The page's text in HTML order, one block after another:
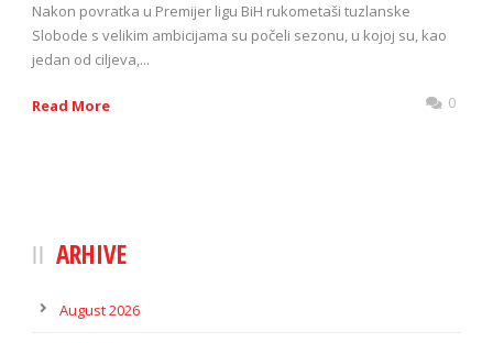
Nakon povratka u Premijer ligu BiH rukometaši tuzlanske
Slobode s velikim ambicijama su počeli sezonu, u kojoj su, kao
jedan od ciljeva,...
Read More 0
ARHIVE
August 2026